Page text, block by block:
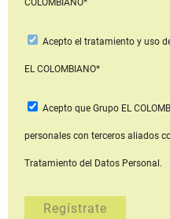
Acepto el tratamiento y uso
EL COLOMBIANO*
Acepto que Grupo EL
personales con terceros aliados
Tratamiento del Datos Personal.